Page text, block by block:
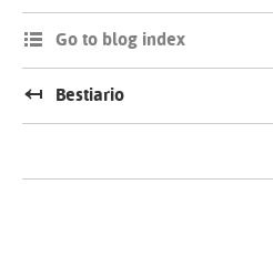
Go to blog index
Bestiario